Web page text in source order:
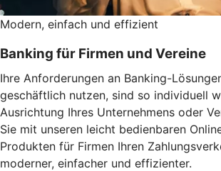
Modern, einfach und effizient
Banking für Firmen und Vereine
Ihre Anforderungen an Banking-
geschäftlich nutzen, sind so individuell
Ausrichtung Ihres Unternehmens oder
Sie mit unseren leicht bedienbaren
Produkten für Firmen Ihren
moderner, einfacher und effizienter.